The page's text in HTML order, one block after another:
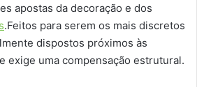
apostas da decoração e dos
.Feitos para serem os mais discretos
dispostos próximos às
exige uma compensação estrutural.